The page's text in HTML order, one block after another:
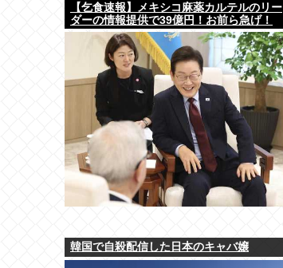
【乞食速報】メキシコ麻薬カルテルのリー
ダーの情報提供で39億円！お前ら急げ！
韓国で自殺配信した日本のキャバ嬢